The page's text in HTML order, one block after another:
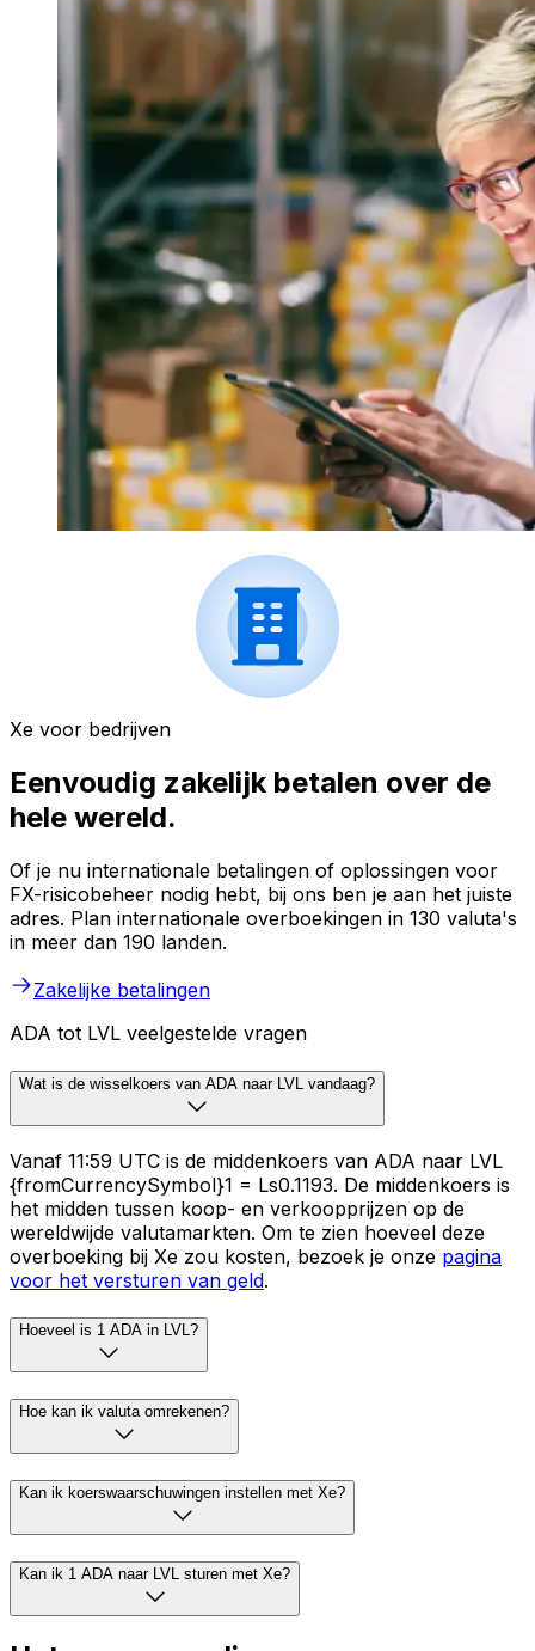
Xe voor bedrijven
Eenvoudig zakelijk betalen over de
hele wereld.
Of je nu internationale betalingen of oplossingen voor
FX-risicobeheer nodig hebt, bij ons ben je aan het juiste
adres. Plan internationale overboekingen in 130 valuta's
in meer dan 190 landen.
Zakelijke betalingen
ADA tot LVL veelgestelde vragen
Wat is de wisselkoers van ADA naar LVL vandaag?
Vanaf 11:59 UTC is de middenkoers van ADA naar LVL
{fromCurrencySymbol}1 = Ls0.1193. De middenkoers is
het midden tussen koop- en verkoopprijzen op de
wereldwijde valutamarkten. Om te zien hoeveel deze
overboeking bij Xe zou kosten, bezoek je onze pagina
voor het versturen van geld.
Hoeveel is 1 ADA in LVL?
Hoe kan ik valuta omrekenen?
Kan ik koerswaarschuwingen instellen met Xe?
Kan ik 1 ADA naar LVL sturen met Xe?